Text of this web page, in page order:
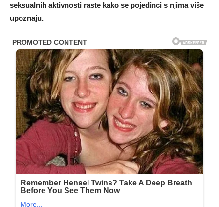
seksualnih aktivnosti raste kako se pojedinci s njima više
upoznaju.